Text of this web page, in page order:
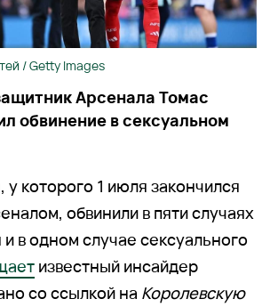
/ Getty Images
Арсенала Томас
обвинение в сексуальном
которого 1 июля закончился
обвинили в пяти случаях
и в одном случае сексуального
известный инсайдер
со ссылкой на Королевскую